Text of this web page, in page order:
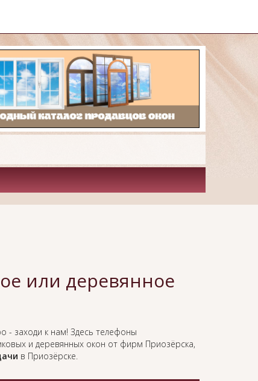
или деревянное
- заходи к нам! Здесь телефоны
и деревянных окон от фирм Приозёрска,
в Приозёрске.